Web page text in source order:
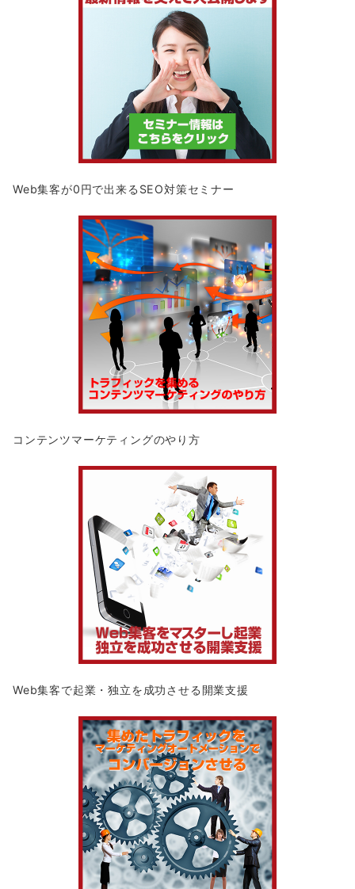
Web集客が0円で出来るSEO対策セミナー
コンテンツマーケティングのやり方
Web集客で起業・独立を成功させる開業支援